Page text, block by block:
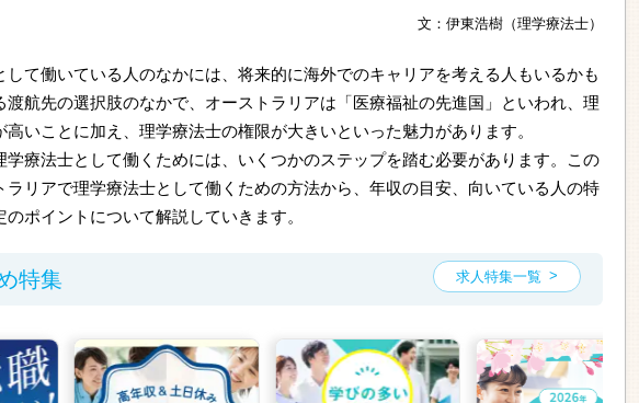
文：伊東浩樹（理学療法士）
して働いている人のなかには、将来的に海外でのキャリアを考える人もいるかも
渡航先の選択肢のなかで、オーストラリアは「医療福祉の先進国」といわれ、理
いことに加え、理学療法士の権限が大きいといった魅力があります。
学療法士として働くためには、いくつかのステップを踏む必要があります。この
ラリアで理学療法士として働くための方法から、年収の目安、向いている人の特
ポイントについて解説していきます。
特集 求人特集一覧